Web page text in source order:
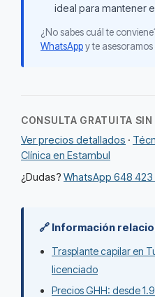
ideal para mantener
¿No sabes cuál te
WhatsAppy te
CONSULTA GRATUITA
Ver precios detallados ·
Clínica en Estambul
¿Dudas? WhatsApp 648
🔗 Información
Trasplante capilar en
licenciado
Precios GHH: desde